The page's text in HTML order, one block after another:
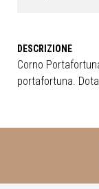
Corno
portafortuna.